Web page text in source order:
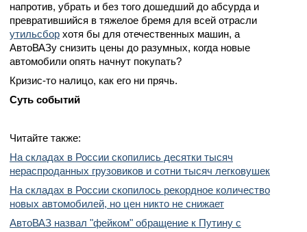
напротив, убрать и без того дошедший до абсурда и
превратившийся в тяжелое бремя для всей отрасли
утильсбор хотя бы для отечественных машин, а
АвтоВАЗу снизить цены до разумных, когда новые
автомобили опять начнут покупать?
Кризис-то налицо, как его ни прячь.
Суть событий
Читайте также:
На складах в России скопились десятки тысяч
нераспроданных грузовиков и сотни тысяч легковушек
На складах в России скопилось рекордное количество
новых автомобилей, но цен никто не снижает
АвтоВАЗ назвал "фейком" обращение к Путину с